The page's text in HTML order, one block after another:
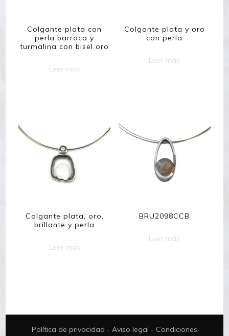
Colgante plata con
perla barroca y
turmalina con bisel oro
Leer más
Colgante plata y oro
con perla
Leer más
Colgante plata, oro,
brillante y perla
Leer más
BRU2098CCB
Leer más
Política de privacidad - Aviso legal - Condiciones